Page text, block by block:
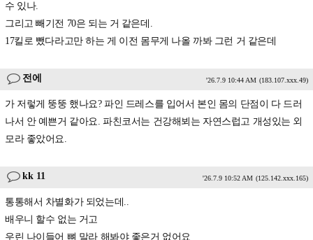
수 있나.
그리고 빼기전 70은 되는 거 같은데.
17킬로 뺐다라고만 하는 게 이전 몸무게 나올 까봐 그런 거 같은데
전에 '26.7.9 10:44 AM (183.107.xxx.49)
가 저렇게 뚱뚱 했나요? 파인 드레스를 입어서 본인 몸의 단점이 다 드러
나서 안 예쁜거 같아요. 파친코서는 건강해뵈는 자연스럽고 개성있는 외
모라 좋았어요.
kk 11 '26.7.9 10:52 AM (125.142.xxx.165)
통통해서 차별화가 되었는데..
배우니 할수 없는 거고
우린 나이들어 뼈 말라 해봐야 좋은거 없어요